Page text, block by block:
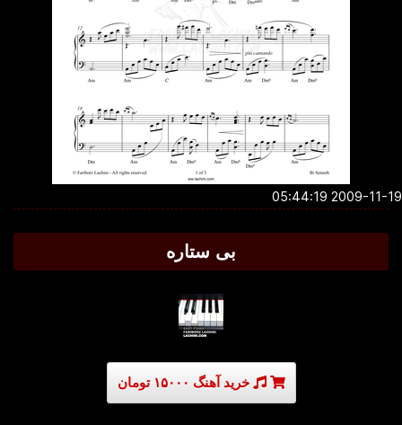
2009-11-19
بی ستاره
خرید آهنگ ۱۵۰۰۰ تومان